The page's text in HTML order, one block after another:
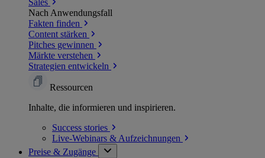
Sales
Nach Anwendungsfall
Fakten finden
Content stärken
Pitches gewinnen
Märkte verstehen
Strategien entwickeln
Ressourcen
Inhalte, die informieren und inspirieren.
Success stories
Live-Webinars & Aufzeichnungen
Preise & Zugänge